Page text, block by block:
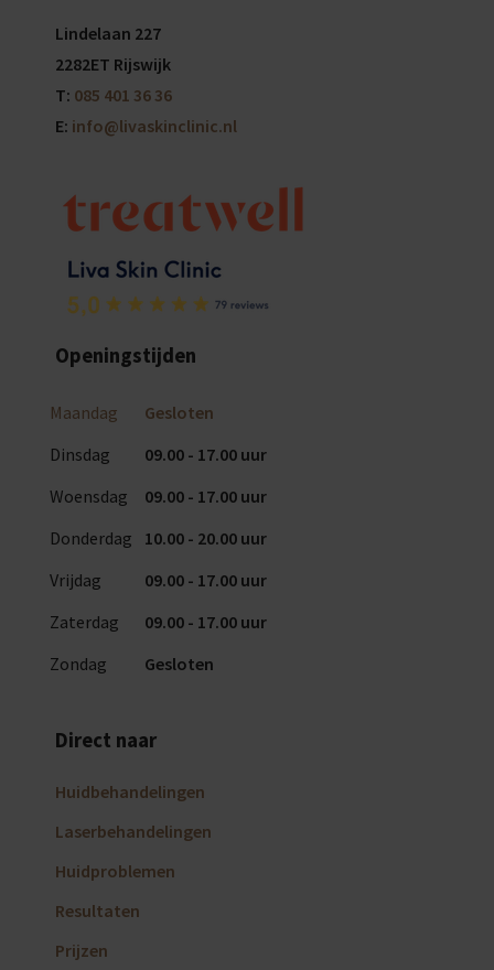
Lindelaan 227
2282ET Rijswijk
T: 085 401 36 36
E: info@livaskinclinic.nl
Openingstijden
Maandag
Gesloten
Dinsdag
09.00 - 17.00 uur
Woensdag
09.00 - 17.00 uur
Donderdag
10.00 - 20.00 uur
Vrijdag
09.00 - 17.00 uur
Zaterdag
09.00 - 17.00 uur
Zondag
Gesloten
Direct naar
Huidbehandelingen
Laserbehandelingen
Huidproblemen
Resultaten
Prijzen